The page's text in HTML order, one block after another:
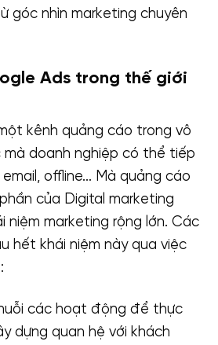
góc nhìn marketing chuyên
Ads trong thế giới
kênh quảng cáo trong vô
mà doanh nghiệp có thể tiếp
offline… Mà quảng cáo
của Digital marketing
niệm marketing rộng lớn. Các
hết khái niệm này qua việc
các hoạt động để thực
dựng quan hệ với khách